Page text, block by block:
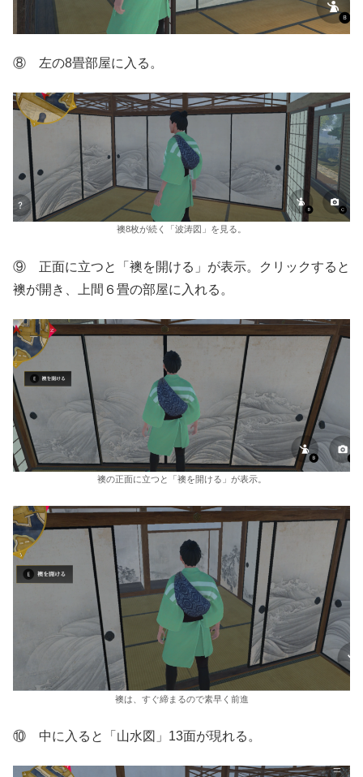
⑧ 左の8畳部屋に入る。
襖8枚が続く「波涛図」を見る。
⑨ 正面に立つと「襖を開ける」が表示。クリックすると
襖が開き、上間６畳の部屋に入れる。
襖の正面に立つと「襖を開ける」が表示。
襖は、すぐ締まるので素早く前進
⑩ 中に入ると「山水図」13面が現れる。